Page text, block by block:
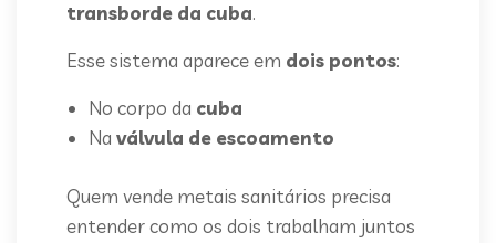
transborde da cuba.
Esse sistema aparece em dois pontos:
No corpo da cuba
Na válvula de escoamento
Quem vende metais sanitários precisa
entender como os dois trabalham juntos